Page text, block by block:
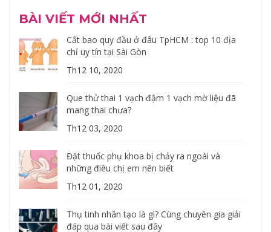
BÀI VIẾT MỚI NHẤT
Cắt bao quy đầu ở đâu TpHCM : top 10 địa
chỉ uy tín tại Sài Gòn
Th12 10, 2020
Que thử thai 1 vạch đậm 1 vạch mờ liệu đã
mang thai chưa?
Th12 03, 2020
Đặt thuốc phụ khoa bị chảy ra ngoài và
những điều chị em nên biết
Th12 01, 2020
Thụ tinh nhân tạo là gì? Cùng chuyên gia giải
đáp qua bài viết sau đây